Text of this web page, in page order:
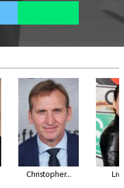
Christopher... Liv